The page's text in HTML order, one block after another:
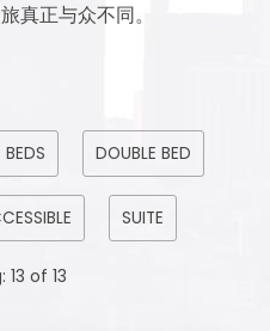
真正与众不同。
DOUBLE BED
SUITE
13 of 13